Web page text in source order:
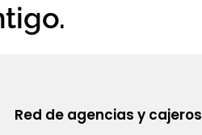
Red de agencias y cajeros